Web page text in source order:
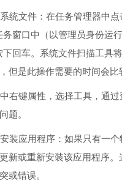
统文件：在任务管理器中
窗口中（以管理员身份运
下回车。系统文件扫描工具
但是此操作需要的时间会比
右键属性，选择工具，通
题。
装应用程序：如果只有一个
新或重新安装该应用程序
或错误。